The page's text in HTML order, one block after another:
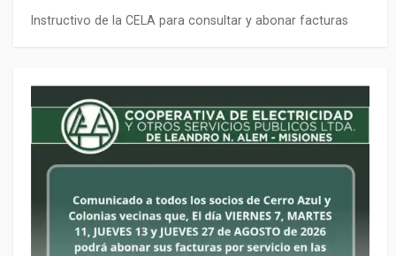
Instructivo de la CELA para consultar y abonar facturas